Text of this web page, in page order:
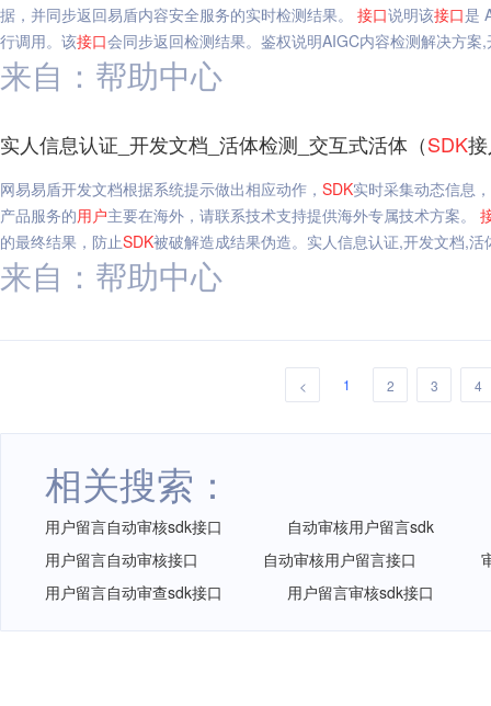
据，并同步返回易盾内容安全服务的实时检测结果。 接口说明该接口是
行调用。该接口会同步返回检测结果。鉴权说明AIGC内容检测解决方案
来自：帮助中心
实人信息认证_开发文档_活体检测_交互式活体（SDK
网易易盾开发文档根据系统提示做出相应动作， SDK实时采集动态信息
产品服务的用户主要在海外，请联系技术支持提供海外专属技术方案。
的最终结果，防止SDK被破解造成结果伪造。实人信息认证,开发文档,
来自：帮助中心
< 1 2 3 4
相关搜索：
用户留言自动审核sdk接口
自动审核用户留言sdk
用户留言自动审核接口
自动审核用户留言接口
用户留言自动审查sdk接口
用户留言审核sdk接口